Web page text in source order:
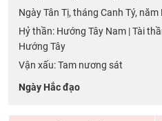
Ngày Tân Tị, tháng Canh Tý, năm
Hỷ thần: Hướng Tây Nam | Tài
Hướng Tây
Vận xấu: Tam nương sát
Ngày Hắc đạo